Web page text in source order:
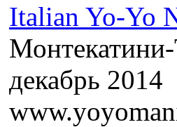
Italian Yo-Yo
декабрь 2014